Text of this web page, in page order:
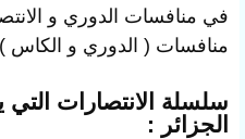
في منافسات الدوري و
منافسات ( الدوري و الكاس
سلسلة الانتصارات التي
الجزائر :